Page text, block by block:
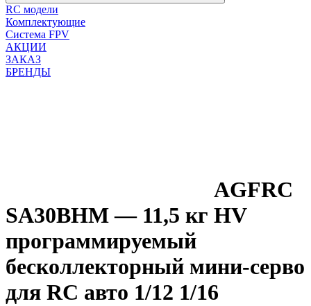
RC модели
Комплектующие
Система FPV
АКЦИИ
ЗАКАЗ
БРЕНДЫ
AGFRC
SA30BHM — 11,5 кг HV
программируемый
бесколлекторный мини-серво
для RC авто 1/12 1/16